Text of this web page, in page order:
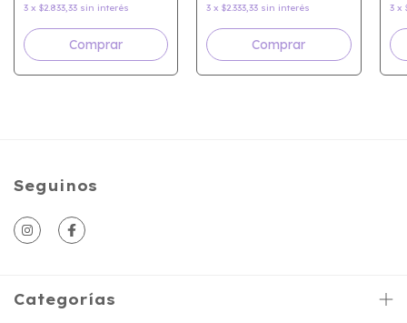
3 x $2.833,33 sin interés 3 x$2.333,33 sin interés 3 x
Seguinos
Categorías